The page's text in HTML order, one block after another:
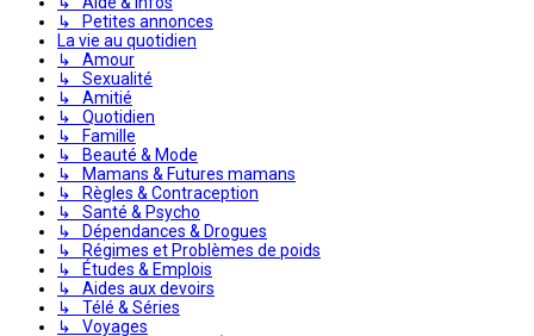
↳ Petites annonces
La vie au quotidien
↳ Amour
↳ Sexualité
↳ Amitié
↳ Quotidien
↳ Famille
↳ Beauté & Mode
↳ Mamans & Futures mamans
↳ Règles & Contraception
↳ Santé & Psycho
↳ Dépendances & Drogues
↳ Régimes et Problèmes de poids
↳ Études & Emplois
↳ Aides aux devoirs
↳ Télé & Séries
↳ Voyages